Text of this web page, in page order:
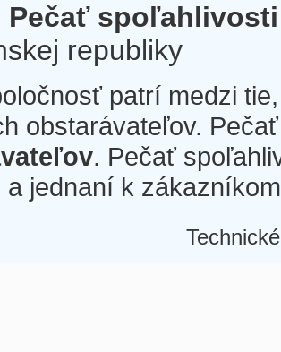
Pečať spoľahlivosti
republiky
patrí medzi
obstarávateľov.
. Pečať
a jednaní k